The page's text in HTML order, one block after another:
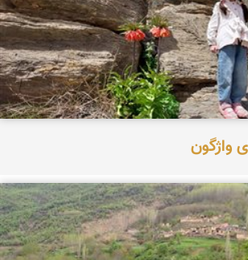
واژگون